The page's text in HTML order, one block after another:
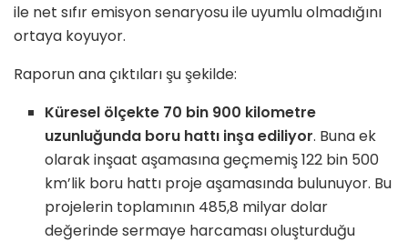
ile net sıfır emisyon senaryosu ile uyumlu olmadığını
ortaya koyuyor.
Raporun ana çıktıları şu şekilde:
Küresel ölçekte 70 bin 900 kilometre
uzunluğunda boru hattı inşa ediliyor. Buna ek
olarak inşaat aşamasına geçmemiş 122 bin 500
km’lik boru hattı proje aşamasında bulunuyor. Bu
projelerin toplamının 485,8 milyar dolar
değerinde sermaye harcaması oluşturduğu